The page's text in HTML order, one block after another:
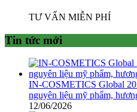
TƯ VẤN MIỄN PHÍ
Tin tức mới
IN-COSMETICS Global
nguyên liệu mỹ phẩm,
12/06/2026